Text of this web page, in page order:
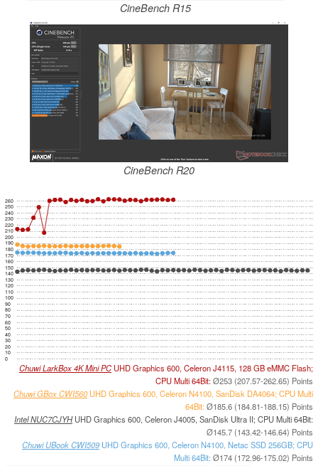
CineBench R15
CineBench R20
0
10
20
30
40
50
60
70
80
90
100
110
120
130
140
150
160
170
180
190
200
210
220
230
240
250
260
Chuwi LarkBox 4K Mini PC UHD Graphics 600, Celeron J4115, 128 GB eMMC Flash;
CPU Multi 64Bit:Ø253 (207.57-262.65) Points
Chuwi GBox CWI560 UHD Graphics 600, Celeron N4100, SanDisk DA4064; CPU Multi
64Bit:Ø185.6 (184.81-188.15) Points
Intel NUC7CJYHUHD Graphics 600, Celeron J4005, SanDisk Ultra II; CPU Multi 64Bit:
Ø145.7 (143.42-146.64) Points
Chuwi UBook CWI509 UHD Graphics 600, Celeron N4100, Netac SSD 256GB; CPU
Multi 64Bit: Ø174 (172.96-175.02) Points